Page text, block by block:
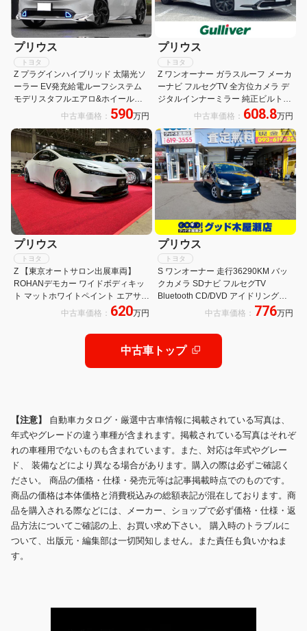
プリウス
トヨタ
Z プラグインハイブリッド 太陽光ソ
ーラー EV発充給電ルーフシステム
モデリスタフルエアロ&ホイール
12.3型ディスプレイ 全周囲カメラD
電器 パワーバックドア
中古車価格： 590万円
プリウス
トヨタ
Z ワンオーナー ガラスルーフ メーカ
ーナビ フルセグTV 全方位カメラ デ
ジタルインナーミラー 純正ビルトイ
ンETC 置くだけ充電 ステアリングヒ
ル レザーシート
中古車価格： 608.8万円
プリウス
トヨタ
Z 【東京オートサロン出展車両】
ROHANデモカー ワイドボディキッ
ト マットホワイトペイント エアサス
12.0Jホイール カスタム
中古車価格： 620万円
プリウス
トヨタ
S ワンオーナー 走行36290KM バッ
クカメラ SDナビ フルセグTV
Bluetooth CD/DVD アイドリングス
トップ 横滑り防止 電動格納ミラー
ォグ
中古車価格： 776万円
中古車トップ
【注意】 自動車カタログ・厳選中古車情報に掲載されている写真は、
年式やグレードの違う車種が含まれます。掲載されている写真はそれぞ
れの車種用でないものも含まれています。また、対応は年式やグレー
ド、 装備などにより異なる場合があります。購入の際は必ずご確認く
ださい。 商品の価格・仕様・発売元等は記事掲載時点でのものです。
商品の価格は本体価格と消費税込みの総額表記が混在しております。商
品を購入される際などには、メーカー、ショップで必ず価格・仕様・返
品方法についてご確認の上、お買い求め下さい。 購入時のトラブルに
ついて、出版元・編集部は一切関知しません。また責任も負いかねま
す。